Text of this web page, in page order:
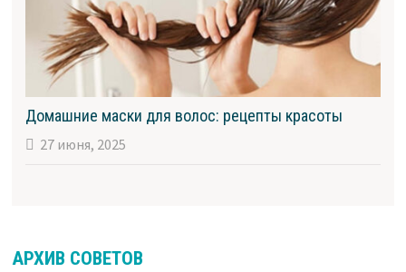
Домашние маски для волос: рецепты красоты
27 июня, 2025
АРХИВ СОВЕТОВ